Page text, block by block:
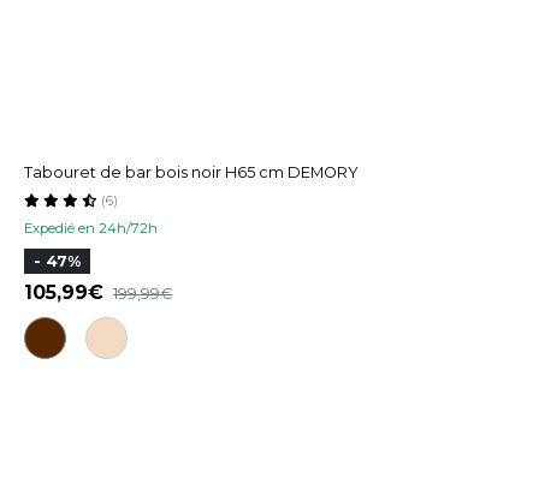
Tabouret de bar bois noir H65 cm DEMORY
Expedié en 24h/72h
(6)
- 47%
105,99 199,99